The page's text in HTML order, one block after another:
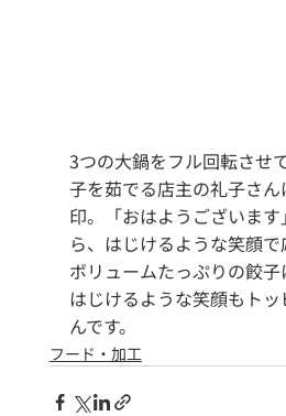
3つの大鍋をフル回転させ
子を茹でる店主の礼子さ
印。「おはようございま
ら、はじけるような笑顔で
ボリュームたっぷりの餃
はじけるような笑顔もト
んです。
フード・加工